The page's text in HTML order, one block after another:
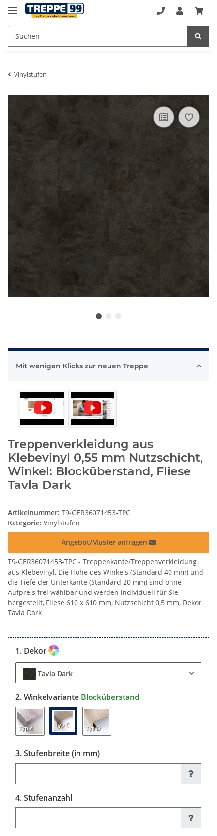
Vinylstufen
Mit wenigen Klicks zur neuen Treppe
Treppenverkleidung aus
Klebevinyl 0,55 mm Nutzschicht,
Winkel: Blocküberstand, Fliese
Tavla Dark
Artikelnummer: T9-GER36071453-TPC
Kategorie: Vinylstufen
Angebot/Muster anfragen
T9-GER36071453-TPC - Treppenkante/Treppenverkleidung
aus Klebevinyl, Die Höhe des Winkels (Standard 40 mm) und
die Tiefe der Unterkante (Standard 20 mm) sind ohne
Aufpreis frei wählbar und werden individuell für Sie
hergestellt, Fliese 610 x 610 mm, Nutzschicht 0,5 mm, Dekor
Tavla Dark
Dekor
Tavla Dark
Winkelvariante Blocküberstand
Typ A Typ C Typ D
Stufenbreite (in mm)
Stufenanzahl